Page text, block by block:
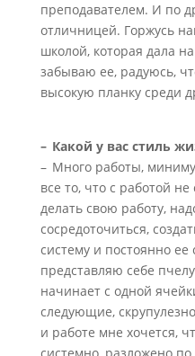
преподавателем. И по
отличницей. Горжусь
школой, которая дала
забываю ее, радуюсь,
высокую планку среди
– Какой у вас стиль
– Много работы,
все то, что с работой
делать свою работу,
сосредоточиться,
систему и постоянно
представляю себе
начинает с одной
следующие,
и работе мне хочется,